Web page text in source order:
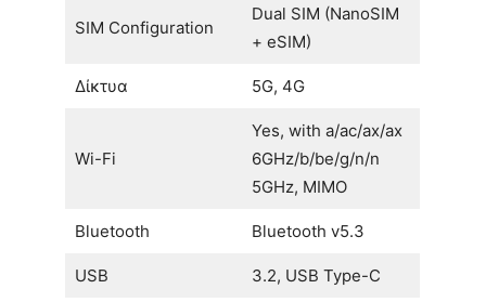
SIM Configuration
Dual SIM (NanoSIM
+ eSIM)
Δίκτυα 5G, 4G
Wi-Fi
Yes, with a/ac/ax/ax
6GHz/b/be/g/n/n
5GHz, MIMO
Bluetooth Bluetooth v5.3
USB 3.2, USB Type-C